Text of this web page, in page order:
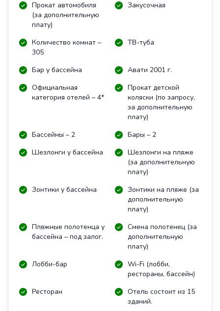
Прокат автомобиля
(за дополнительную
плату)
Закусочная
Количество комнат –
305
ТВ-туба
Бар у бассейна
Авати 2001 г.
Официальная
категория отелей – 4*
Прокат детской
коляски (по запросу,
за дополнительную
плату)
Бассейны – 2
Бары – 2
Шезлонги у бассейна
Шезлонги на пляже
(за дополнительную
плату)
Зонтики у бассейна
Зонтики на пляже (за
дополнительную
плату)
Пляжные полотенца у
бассейна – под залог.
Смена полотенец (за
дополнительную
плату)
Лобби-бар
Wi-Fi (лобби,
рестораны, бассейн)
Ресторан
Отель состоит из 15
зданий.